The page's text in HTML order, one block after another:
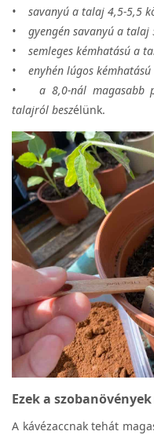
• savanyú a talaj 4,5-5,5
• gyengén savanyú a talaj
• semleges kémhatású a
• enyhén lúgos
• a 8,0-nál magasabb
talajról beszélünk.
Ezek a
A kávézaccnak tehát